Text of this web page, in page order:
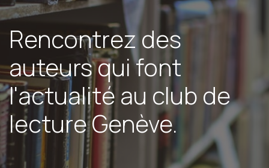
Rencontrez des
auteurs qui font
l'actualité au club de
lecture Genève.